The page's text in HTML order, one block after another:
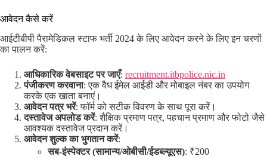
आवेदन कैसे करें
आईटीबीपी पैरामेडिकल स्टाफ भर्ती 2024 के लिए आवेदन करने के लिए इन चरणों
का पालन करें:
आधिकारिक वेबसाइट पर जाएँ: recruitment.itbpolice.nic.in
पंजीकरण करवाना: एक वैध ईमेल आईडी और मोबाइल नंबर का उपयोग
करके एक खाता बनाएं।
आवेदन पत्र भरें: फॉर्म को सटीक विवरण के साथ पूरा करें।
दस्तावेज अपलोड करें: शैक्षिक प्रमाण पत्र, पहचान प्रमाण और फोटो जैसे
आवश्यक दस्तावेज प्रदान करें।
आवेदन शुल्क का भुगतान करें:
सब-इंस्पेक्टर (सामान्य/ओबीसी/ईडब्ल्यूएस): ₹200